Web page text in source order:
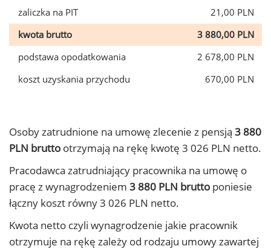
zaliczka na PIT
21,00 PLN
kwota brutto
3 880,00 PLN
podstawa opodatkowania
2 678,00 PLN
koszt uzyskania przychodu
670,00 PLN
Osoby zatrudnione na umowę zlecenie z pensją 3 880
PLN brutto otrzymają na rękę kwotę 3 026 PLN netto.
Pracodawca zatrudniający pracownika na umowę o
pracę z wynagrodzeniem 3 880 PLN brutto poniesie
łączny koszt równy 3 026 PLN netto.
Kwota netto czyli wynagrodzenie jakie pracownik
otrzymuje na rękę zależy od rodzaju umowy zawartej